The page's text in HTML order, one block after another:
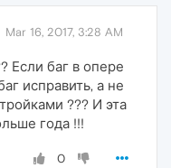
Mar 16, 2017, 3:28 AM
Если баг в опере
исправить, а не
??? И эта
года !!!
0